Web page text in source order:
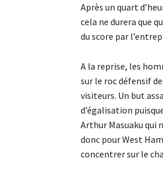
Après un quart
cela ne durera que
du score par
A la reprise, les
sur le roc défensif
visiteurs. Un but
d’égalisation
Arthur Masuaku qui
donc pour West
concentrer sur le